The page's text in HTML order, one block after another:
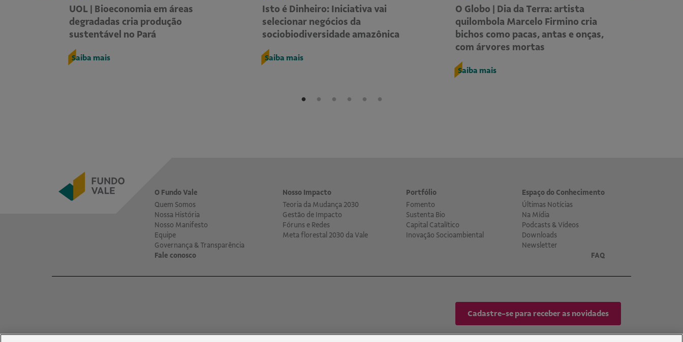
UOL | Bioeconomia em áreas
degradadas cria produção
sustentável no Pará
Saiba mais
Isto é Dinheiro: Iniciativa vai
selecionar negócios da
sociobiodiversidade amazônica
Saiba mais
O Globo | Dia da Terra: artista
quilombola Marcelo Firmino cria
bichos como pacas, antas e onças,
com árvores mortas
Saiba mais
O Fundo Vale
Quem Somos
Nossa História
Nosso Manifesto
Equipe
Governança & Transparência
Nosso Impacto
Teoria da Mudança 2030
Gestão de Impacto
Fóruns e Redes
Meta florestal 2030 da Vale
Portfólio
Fomento
Sustenta Bio
Capital Catalítico
Inovação Socioambiental
Espaço do Conhecimento
Últimas Notícias
Na Mídia
Podcasts & Vídeos
Downloads
Newsletter
Fale conosco
FAQ
Cadastre-se para receber as novidades